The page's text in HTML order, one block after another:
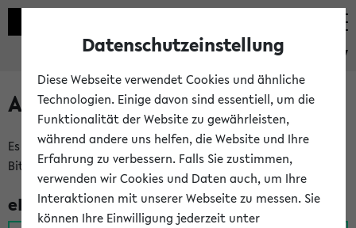
eKVV
Anmeldung am eKVV
Es gibt mehrere Möglichkeiten zur Anmeldung am eKVV.
Bitte wählen Sie die für Sie richtige aus:
eKVV für Studierende
Datenschutzeinstellung
Diese Webseite verwendet Cookies und ähnliche
Technologien. Einige davon sind essentiell, um die
Funktionalität der Website zu gewährleisten,
während andere uns helfen, die Website und Ihre
Erfahrung zu verbessern. Falls Sie zustimmen,
verwenden wir Cookies und Daten auch, um Ihre
Interaktionen mit unserer Webseite zu messen. Sie
können Ihre Einwilligung jederzeit unter